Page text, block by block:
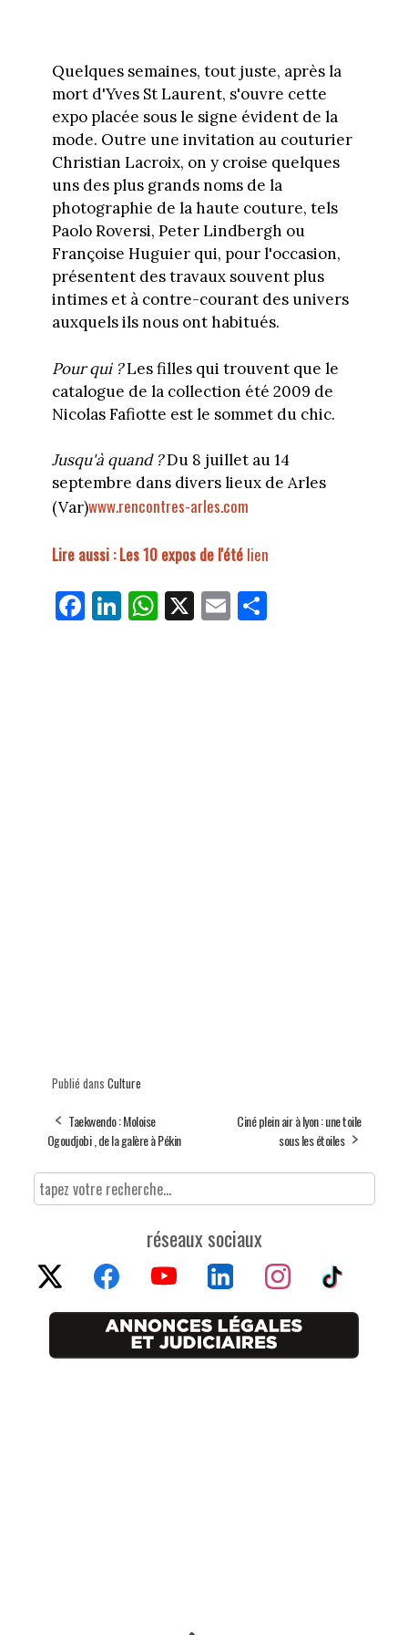
Quelques semaines, tout juste, après la
mort d'Yves St Laurent, s'ouvre cette
expo placée sous le signe évident de la
mode. Outre une invitation au couturier
Christian Lacroix, on y croise quelques
uns des plus grands noms de la
photographie de la haute couture, tels
Paolo Roversi, Peter Lindbergh ou
Françoise Huguier qui, pour l'occasion,
présentent des travaux souvent plus
intimes et à contre-courant des univers
auxquels ils nous ont habitués.
Pour qui ?Les filles qui trouvent que le
catalogue de la collection été 2009 de
Nicolas Fafiotte est le sommet du chic.
Jusqu'à quand ?Du 8 juillet au 14
septembre dans divers lieux de Arles
(Var)www.rencontres-arles.com
Lire aussi : Les 10 expos de l'été lien
Fa
ce
Li
nk
W
ha
X E
m
Pa
rt
Publié dans Culture
Taekwendo : Moloise
Ogoudjobi , de la galère à Pékin
Ciné plein air à lyon : une toile
sous les étoiles
réseaux sociaux